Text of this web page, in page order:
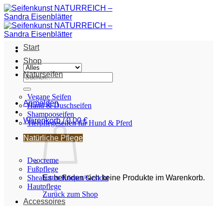
Zum
Inhalt
springen
Suche
nach:
Anmelden
Warenkorb /0,00€
Es befinden sich keine Produkte im Warenkorb.
Zurück zum Shop
Start
Shop
Naturseifen
Vegane Seifen
Hand & Duschseifen
Shampooseifen
Tierpflegeseifen für Hund & Pferd
Natürliche Pflege
Deocreme
Fußpflege
Sheabutter Körper/Gesicht
Hautpflege
Accessoires